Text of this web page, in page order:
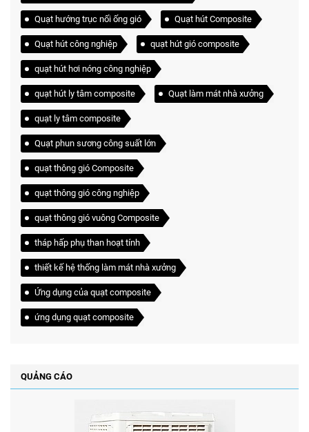
Quạt hướng trục nối ống gió Quạt hút Composite
Quạt hút công nghiệp quạt hút gió composite
quạt hút hơi nóng công nghiệp
quạt hút ly tâm composite Quạt làm mát nhà xưởng
quạt ly tâm composite
Quạt phun sương công suất lớn
quạt thông gió Composite
quạt thông gió công nghiệp
quạt thông gió vuông Composite
tháp hấp phụ than hoạt tính
thiết kế hệ thống làm mát nhà xưởng
Ứng dụng của quạt composite
ứng dụng quạt composite
QUẢNG CÁO